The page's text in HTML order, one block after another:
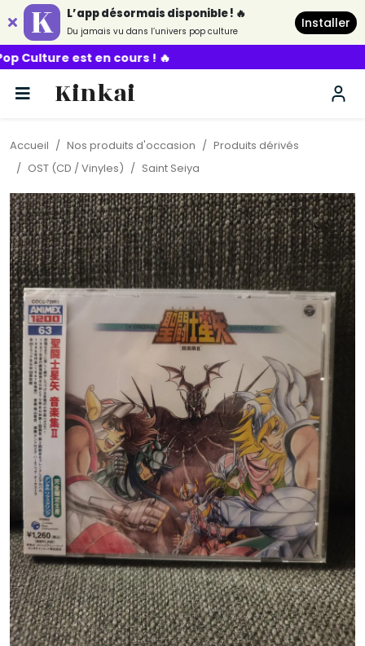
L’app désormais disponible ! 🔥
Du jamais vu dans l’univers pop culture
Installer
est en cours ! 🔥
Kinkai
Accueil Nos produits d'occasion
Produits dérivés
OST (CD / Vinyles)
Saint Seiya